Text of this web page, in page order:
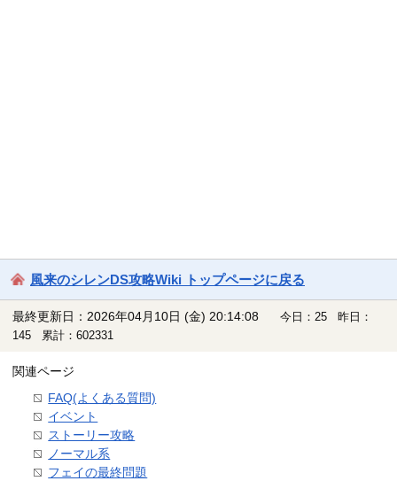
風来のシレンDS攻略Wiki トップページに戻る
最終更新日：2026年04月10日 (金) 20:14:08
今日：25 昨日：
145 累計：602331
関連ページ
FAQ(よくある質問)
イベント
ストーリー攻略
ノーマル系
フェイの最終問題